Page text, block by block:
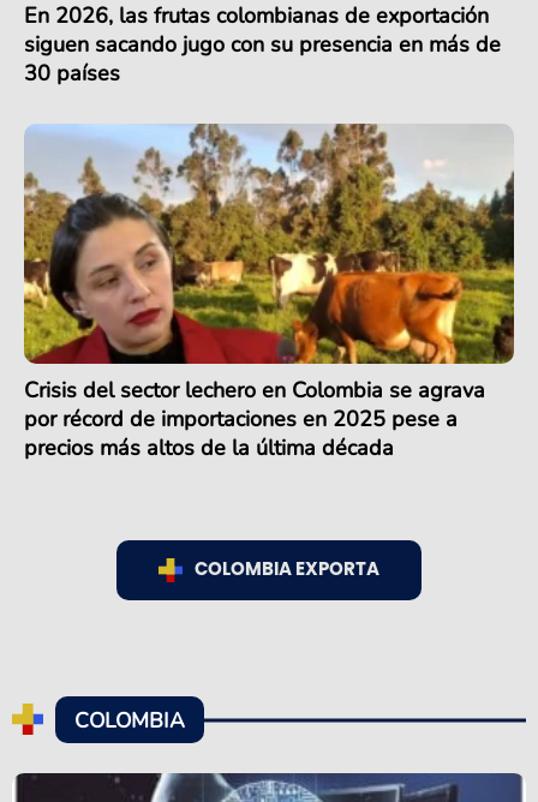
En 2026, las frutas colombianas de exportación
siguen sacando jugo con su presencia en más de
30 países
Crisis del sector lechero en Colombia se agrava
por récord de importaciones en 2025 pese a
precios más altos de la última década
COLOMBIA EXPORTA
COLOMBIA